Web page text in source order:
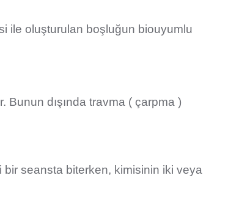
ile oluşturulan boşluğun biouyumlu
dışında travma ( çarpma )
bir seansta biterken, kimisinin iki veya